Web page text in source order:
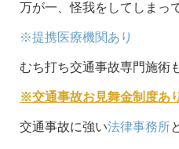
万が一、怪我をしてしまっ
※提携医療機関あり
むち打ち交通事故専門施術
※交通事故お見舞金制度あ
交通事故に強い法律事務所